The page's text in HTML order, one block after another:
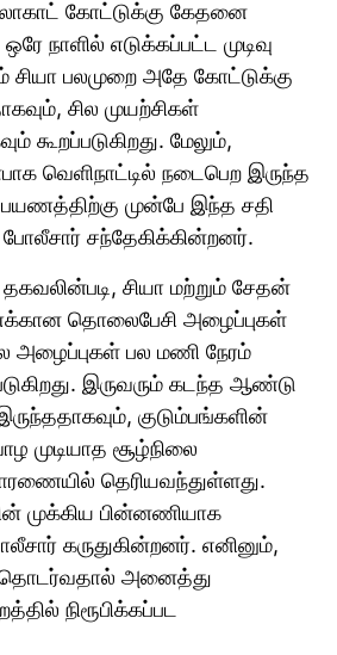
கோட்டுக்கு கேதனை
நாளில் எடுக்கப்பட்ட முடிவு
சியா பலமுறை அதே கோட்டுக்கு
சில முயற்சிகள்
கூறப்படுகிறது. மேலும்,
வெளிநாட்டில் நடைபெற இருந்த
பயணத்திற்கு முன்பே இந்த சதி
சந்தேகிக்கின்றனர்.
சியா மற்றும் சேதன்
தொலைபேசி அழைப்புகள்
அழைப்புகள் பல மணி நேரம்
இருவரும் கடந்த ஆண்டு
குடும்பங்களின்
முடியாத சூழ்நிலை
தெரியவந்துள்ளது.
முக்கிய பின்னணியாக
கருதுகின்றனர். எனினும்,
அனைத்து
நிரூபிக்கப்பட